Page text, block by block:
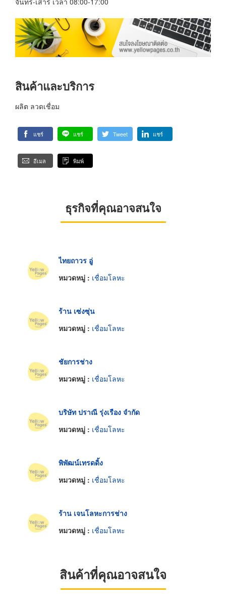
สินค้าและบริการ
ผลิต ลวดเชื่อม
แชร์ แชร์ Tweet แชร์
อีเมล พิมพ์
ธุรกิจที่คุณอาจสนใจ
ไทยถาวร อู่
หมวดหมู่ : เชื่อมโลหะ
ร้าน เซ่งซุ่น
หมวดหมู่ : เชื่อมโลหะ
ชัยการช่าง
หมวดหมู่ : เชื่อมโลหะ
บริษัท ปราณี รุ่งเรือง จำกัด
หมวดหมู่ : เชื่อมโลหะ
พิพัฒน์เทรดดิ้ง
หมวดหมู่ : เชื่อมโลหะ
ร้าน เจนโลหะการช่าง
หมวดหมู่ : เชื่อมโลหะ
สินค้าที่คุณอาจสนใจ